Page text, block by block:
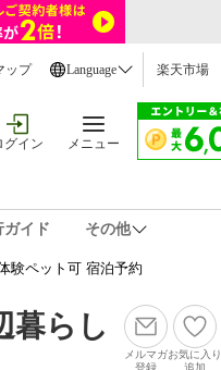
ップ Language 楽天市場
グイン メニュー
ガイド その他
験ペット可 宿泊予約
暮らし
メルマガ
登録
お気に入り
追加